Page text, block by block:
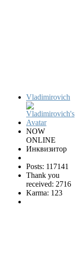
Vladimirovich
NOW
ONLINE
Инквизитор
Posts: 117141
Thank you
received: 2716
Karma: 123